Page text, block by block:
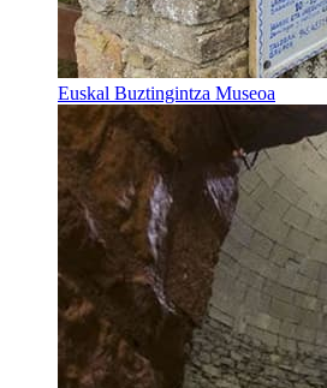
Euskal Buztingintza Museoa